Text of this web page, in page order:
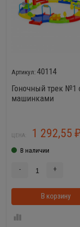
40114
Гоночный трек №1
машинками
ЦЕНА: 1 292,55
В наличии
- +
В корзину